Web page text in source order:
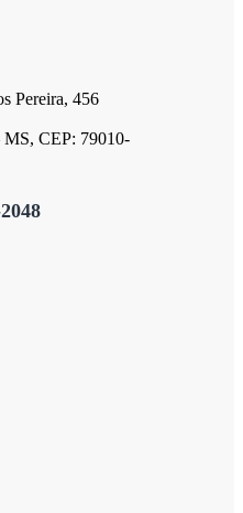
Pereira, 456
MS, CEP: 79010-